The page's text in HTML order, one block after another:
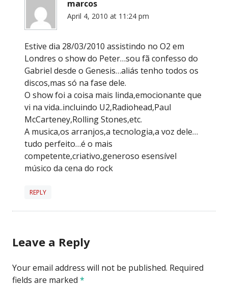
marcos
April 4, 2010 at 11:24 pm
Estive dia 28/03/2010 assistindo no O2 em
Londres o show do Peter…sou fã confesso do
Gabriel desde o Genesis…aliás tenho todos os
discos,mas só na fase dele.
O show foi a coisa mais linda,emocionante que
vi na vida..incluindo U2,Radiohead,Paul
McCarteney,Rolling Stones,etc.
A musica,os arranjos,a tecnologia,a voz dele…
tudo perfeito…é o mais
competente,criativo,generoso esensível
músico da cena do rock
REPLY
Leave a Reply
Your email address will not be published. Required
fields are marked *